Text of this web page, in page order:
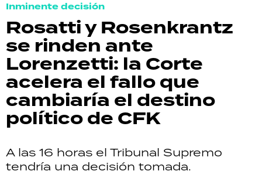
Inminente decisión
Rosatti y Rosenkrantz
se rinden ante
Lorenzetti: la Corte
acelera el fallo que
cambiaría el destino
político de CFK
A las 16 horas el Tribunal Supremo
tendría una decisión tomada.
ACTUALIDAD
POLICIALES
ECONOMÍA
GRAN HERMANO
SALUD
DEPORTES